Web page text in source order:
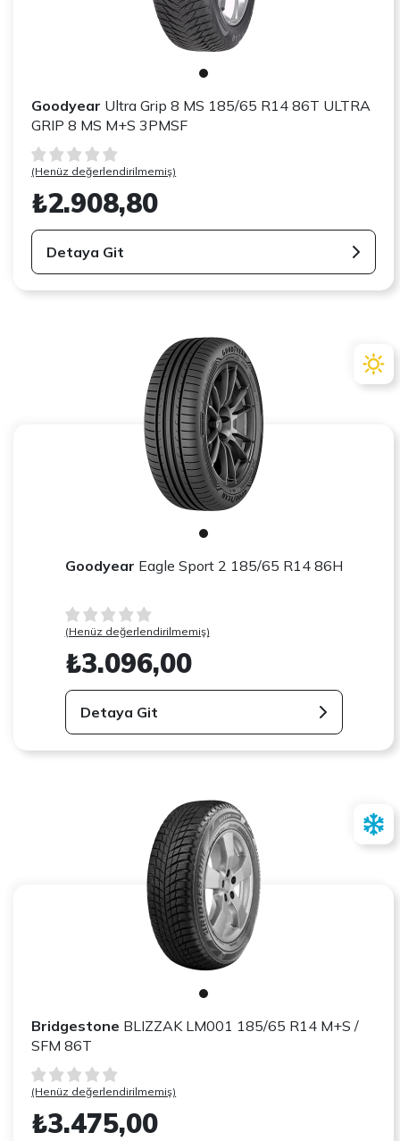
Goodyear Ultra Grip 8 MS 185/65 R14 86T ULTRA
GRIP 8 MS M+S 3PMSF
(Henüz değerlendirilmemiş)
₺2.908,80
Detaya Git
Goodyear Eagle Sport 2 185/65 R14 86H
(Henüz değerlendirilmemiş)
₺3.096,00
Detaya Git
Bridgestone BLIZZAK LM001 185/65 R14 M+S /
SFM 86T
(Henüz değerlendirilmemiş)
₺3.475,00